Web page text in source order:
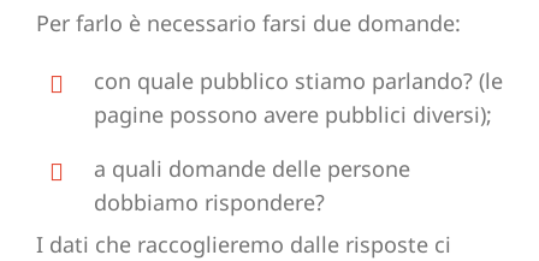
Per farlo è necessario farsi due domande:
con quale pubblico stiamo parlando? (le
pagine possono avere pubblici diversi);
a quali domande delle persone
dobbiamo rispondere?
I dati che raccoglieremo dalle risposte ci